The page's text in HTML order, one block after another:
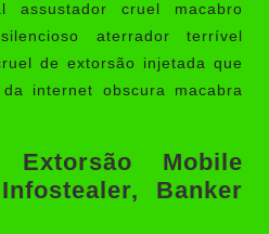
assustador cruel macabro
aterrador terrível
de extorsão injetada que
internet obscura macabra
Mobile
Banker